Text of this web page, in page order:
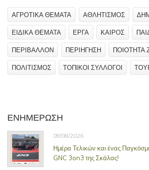
ΑΓΡΟΤΙΚΑ ΘΕΜΑΤΑ ΑΘΛΗΤΙΣΜΟΣ
ΕΙΔΙΚΑ ΘΕΜΑΤΑ ΕΡΓΑ ΚΑΙΡΟΣ
ΠΕΡΙΒΑΛΛΟΝ ΠΕΡΙΗΓΗΣΗ ΠΟΙΟΤΗΤΑ
ΠΟΛΙΤΙΣΜΟΣ ΤΟΠΙΚΟΙ ΣΥΛΛΟΓΟΙ
ΕΝΗΜΕΡΩΣΗ
09/08/2026
Ημέρα Τελικών και ένας
GNC 3on3 της Σκάλας!